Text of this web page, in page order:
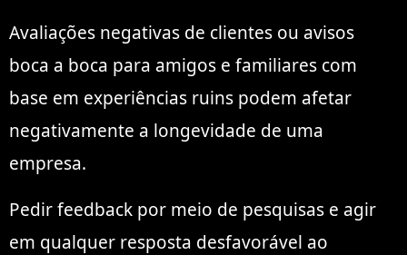
Avaliações negativas de clientes ou avisos
boca a boca para amigos e familiares com
base em experiências ruins podem afetar
negativamente a longevidade de uma
empresa.
Pedir feedback por meio de pesquisas e agir
em qualquer resposta desfavorável ao